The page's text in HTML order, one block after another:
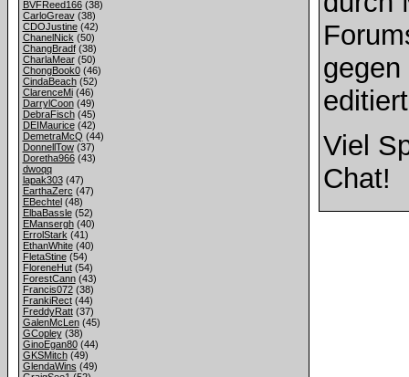
BVFReed166(38)
CarloGreav(38)
CDOJustine(42)
ChanelNick (50)
ChangBradf(38)
CharlaMear(50)
ChongBook0(46)
CindaBeach(52)
ClarenceMi(46)
DarrylCoon(49)
DebraFisch(45)
DEIMaurice(42)
DemetraMcQ (44)
DonnellTow(37)
Doretha966(43)
dwoqq
lapak303(47)
EarthaZerc (47)
EBechtel(48)
ElbaBassle(52)
EMansergh(40)
ErrolStark (41)
EthanWhite(40)
FletaStine(54)
FloreneHut(54)
ForestCann(43)
Francis072(38)
FrankiRect(44)
FreddyRatt(37)
GalenMcLen(45)
GCopley(38)
GinoEgan80(44)
GKSMitch(49)
GlendaWins (49)
Viel
Chat!